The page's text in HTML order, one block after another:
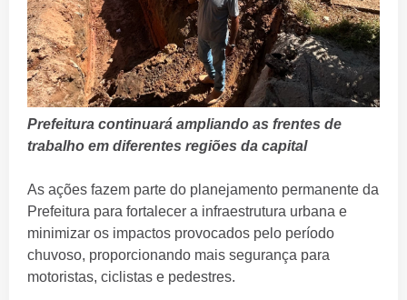
Prefeitura continuará ampliando as frentes de
trabalho em diferentes regiões da capital
As ações fazem parte do planejamento permanente da
Prefeitura para fortalecer a infraestrutura urbana e
minimizar os impactos provocados pelo período
chuvoso, proporcionando mais segurança para
motoristas, ciclistas e pedestres.